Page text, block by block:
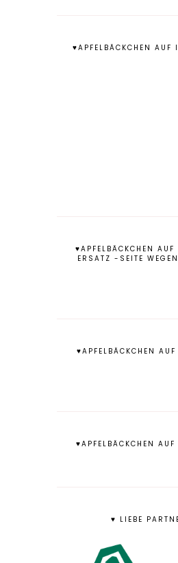
♥APFELBÄCKCHEN AUF
♥APFELBÄCKCHEN AUF
ERSATZ -SEITE
♥APFELBÄCKCHEN AUF
♥APFELBÄCKCHEN AUF
♥ LIEBE